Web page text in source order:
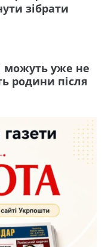
зібрати
можуть уже не
родини після